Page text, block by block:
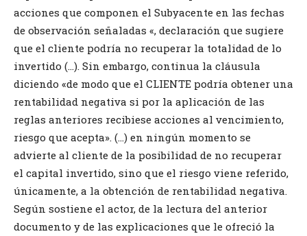
acciones que componen el Subyacente en las fechas
de observación señaladas «, declaración que sugiere
que el cliente podría no recuperar la totalidad de lo
invertido (…). Sin embargo, continua la cláusula
diciendo «de modo que el CLIENTE podría obtener una
rentabilidad negativa si por la aplicación de las
reglas anteriores recibiese acciones al vencimiento,
riesgo que acepta». (…) en ningún momento se
advierte al cliente de la posibilidad de no recuperar
el capital invertido, sino que el riesgo viene referido,
únicamente, a la obtención de rentabilidad negativa.
Según sostiene el actor, de la lectura del anterior
documento y de las explicaciones que le ofreció la